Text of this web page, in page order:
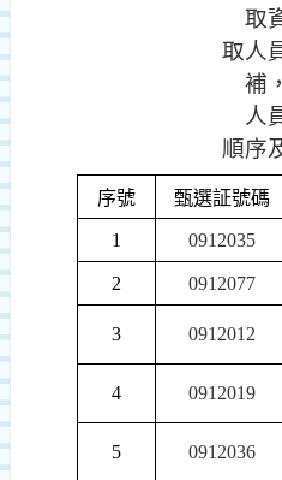
取
取人
補
人
順序
序號 甄選証號碼
1 0912035
2 0912077
3 0912012
4 0912019
5 0912036